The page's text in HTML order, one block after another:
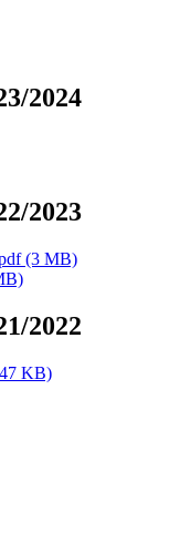
2024
2023
(3 MB)
2022
KB)